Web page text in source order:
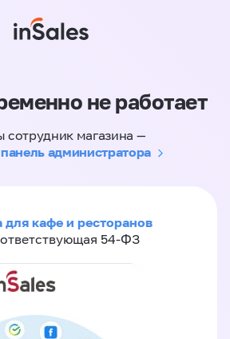
не работает
сотрудник магазина —
администратора
кафе и ресторанов
54-ФЗ